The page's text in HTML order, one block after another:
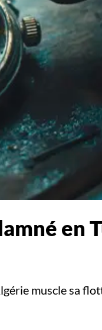
en
muscle sa